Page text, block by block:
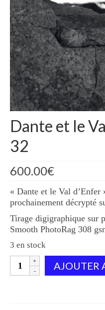
Bibliographie
Edition de Cartes
Au temps du Covid
Post-it politiques
Dante et le
32
600.00€
« Dante et le Val
prochainement décrypté
Tirage digigraphique sur
Smooth PhotoRag 308
3 en stock
quantité
AJOUTER